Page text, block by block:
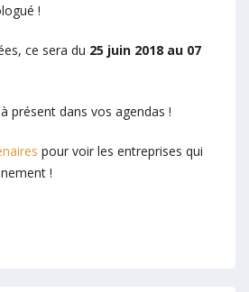
!
ce sera du 25 juin 2018 au 07
présent dans vos agendas !
pour voir les entreprises qui
!